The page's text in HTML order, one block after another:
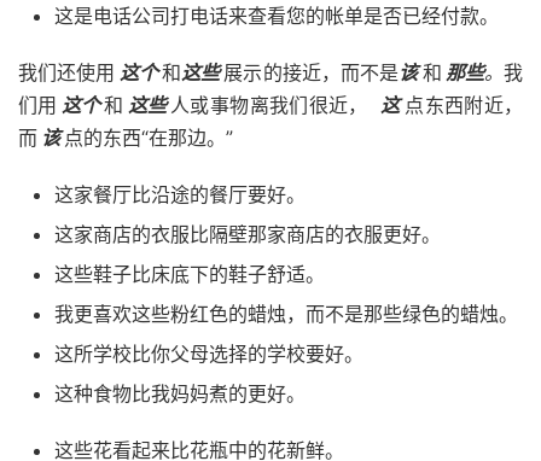
这是电话公司打电话来查看您的帐单是否已经付款。
我们还使用 这个和这些展示的接近，而不是该和 那些。我
们用 这个和 这些人或事物离我们很近，这点东西附近，
而 该点的东西“在那边。”
这家餐厅比沿途的餐厅要好。
这家商店的衣服比隔壁那家商店的衣服更好。
这些鞋子比床底下的鞋子舒适。
我更喜欢这些粉红色的蜡烛，而不是那些绿色的蜡烛。
这所学校比你父母选择的学校要好。
这种食物比我妈妈煮的更好。
这些花看起来比花瓶中的花新鲜。